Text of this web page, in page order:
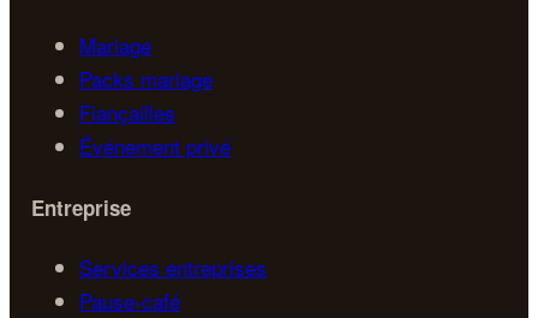
Mariage
Packs mariage
Fiançailles
Événement privé
Entreprise
Services entreprises
Pause-café